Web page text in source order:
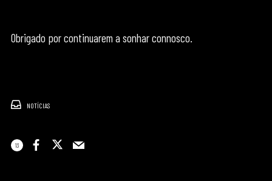
Obrigado por continuarem a sonhar connosco.
NOTÍCIAS
13